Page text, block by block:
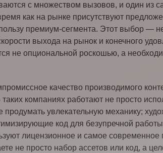
с множеством вызовов, и один
как на рынке присутствуют
премиум-сегмента. Этот выбор — не
выхода на рынок и конечного
не опциональной роскошью, а
качество производимого
компаниях работают не просто
увлекательную механику;
код для безупречной
лицензионное и самое современное
не просто набор ассетов или код, а